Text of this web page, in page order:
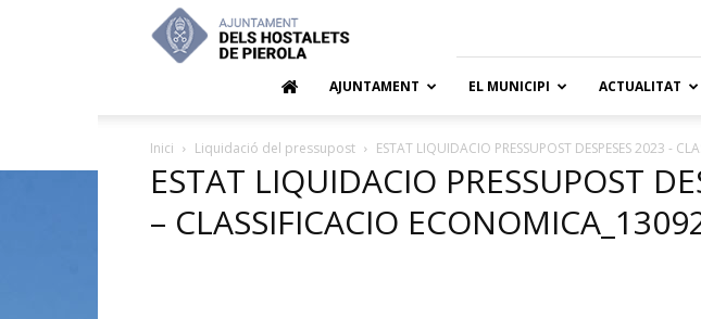
Hostalets
de
AJUNTAMENT EL MUNICIPI ACTUALITAT
Inici Liquidació del pressupost ESTAT LIQUIDACIO PRESSUPOST DESPESES 2023 -
ESTAT LIQUIDACIO PRESSUPOST
– CLASSIFICACIO